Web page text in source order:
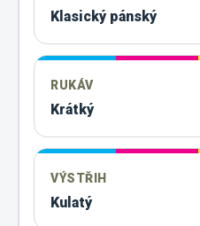
Klasický pánský
RUKÁV
Krátký
VÝSTŘIH
Kulatý